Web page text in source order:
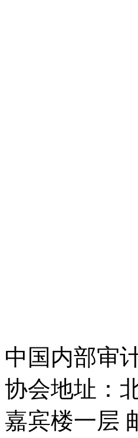
中国内部审
协会地址：
嘉宾楼一层